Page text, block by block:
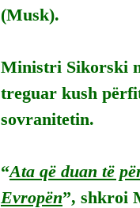
(Musk).
Ministri Sikorski
treguar kush
sovranitetin.
“Ata që duan të
Evropën”, shkroi